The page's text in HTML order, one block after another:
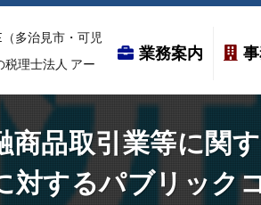
市・可児市・瑞浪
ーサム税理士法人 –
家を必要とするあ
合的にサポートいた
業務案内
商品取引業等に関
対するパブリック